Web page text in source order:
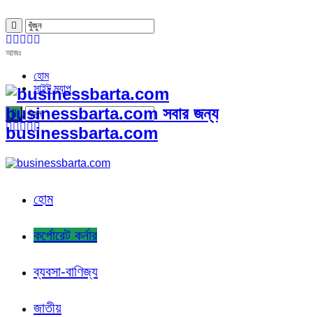
আজঃ
হোম
সাইট ম্যাপ
businessbarta.com সবার জন্য
businessbarta.com
হোম
কর্পোরেট কর্নার
ব্যবসা-বাণিজ্য
জাতীয়